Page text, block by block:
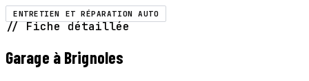
ENTRETIEN ET RÉPARATION AUTO
// Fiche détaillée
Garage à Brignoles